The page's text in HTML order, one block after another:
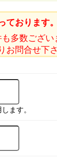
万～2000万
万～3000万円
万～4000万
万以上
万～2000万
万～3000万円
万～4000万
万以上
ております。
多数ござい
お問合せ下さ
ます。